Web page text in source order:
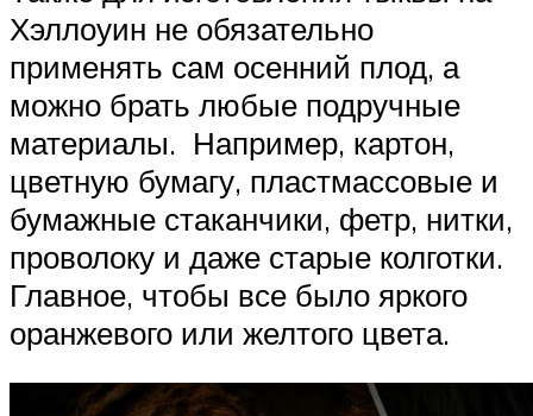
Хэллоуин не обязательно
применять сам осенний плод, а
можно брать любые подручные
материалы. Например, картон,
цветную бумагу, пластмассовые и
бумажные стаканчики, фетр, нитки,
проволоку и даже старые колготки.
Главное, чтобы все было яркого
оранжевого или желтого цвета.